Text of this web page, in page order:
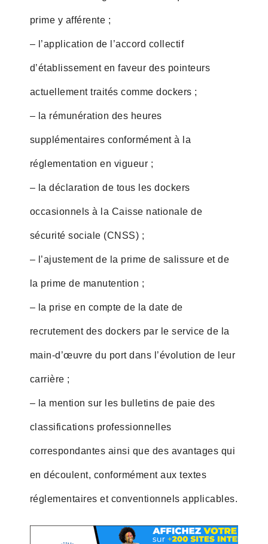
prime y afférente ;
– l’application de l’accord collectif
d’établissement en faveur des pointeurs
actuellement traités comme dockers ;
– la rémunération des heures
supplémentaires conformément à la
réglementation en vigueur ;
– la déclaration de tous les dockers
occasionnels à la Caisse nationale de
sécurité sociale (CNSS) ;
– l’ajustement de la prime de salissure et de
la prime de manutention ;
– la prise en compte de la date de
recrutement des dockers par le service de la
main-d’œuvre du port dans l’évolution de leur
carrière ;
– la mention sur les bulletins de paie des
classifications professionnelles
correspondantes ainsi que des avantages qui
en découlent, conformément aux textes
réglementaires et conventionnels applicables.